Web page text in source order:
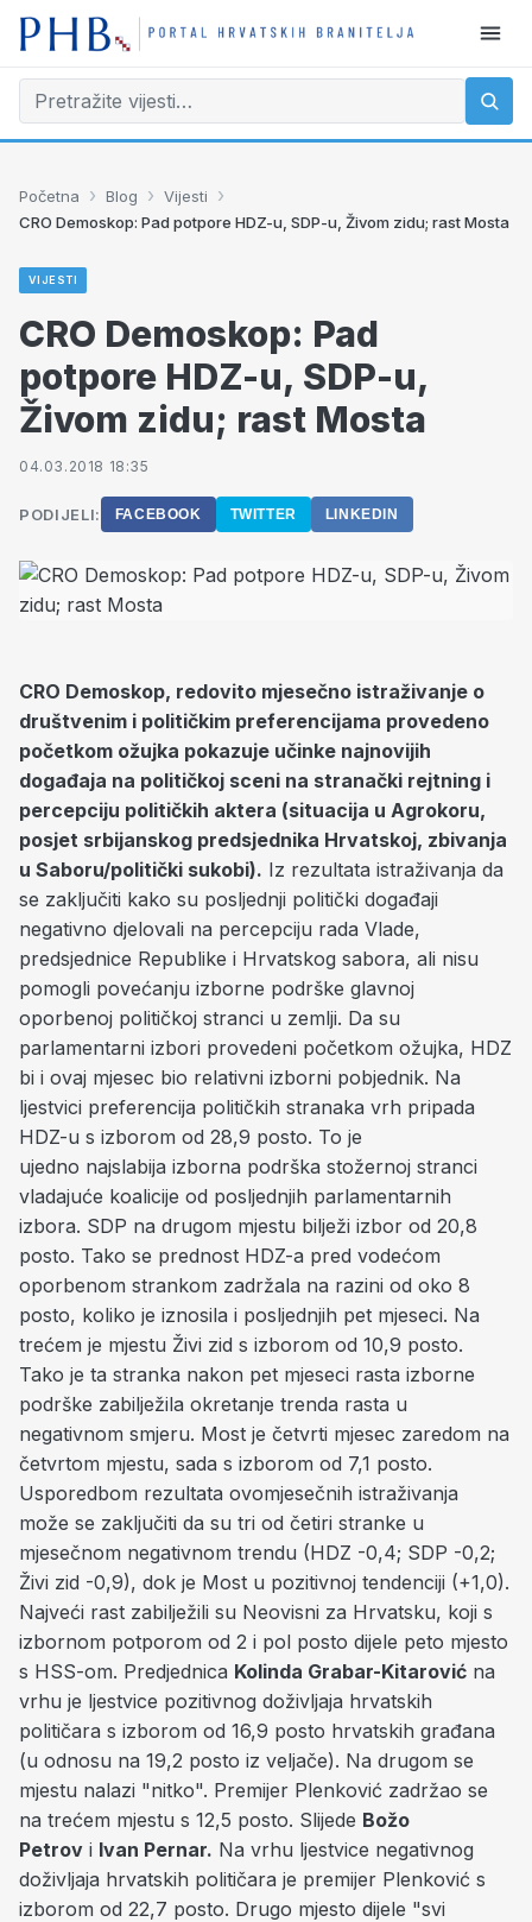
Početna › Blog › Vijesti ›
CRO Demoskop: Pad potpore HDZ-u, SDP-u, Živom zidu; rast Mosta
VIJESTI
CRO Demoskop: Pad
potpore HDZ-u, SDP-u,
Živom zidu; rast Mosta
04.03.2018 18:35
PODIJELI: FACEBOOK TWITTER LINKEDIN
CRO Demoskop, redovito mjesečno istraživanje o
društvenim i političkim preferencijama provedeno
početkom ožujka pokazuje učinke najnovijih
događaja na političkoj sceni na stranački rejtning i
percepciju političkih aktera (situacija u Agrokoru,
posjet srbijanskog predsjednika Hrvatskoj, zbivanja
u Saboru/politički sukobi). Iz rezultata istraživanja da
se zaključiti kako su posljednji politički događaji
negativno djelovali na percepciju rada Vlade,
predsjednice Republike i Hrvatskog sabora, ali nisu
pomogli povećanju izborne podrške glavnoj
oporbenoj političkoj stranci u zemlji. Da su
parlamentarni izbori provedeni početkom ožujka, HDZ
bi i ovaj mjesec bio relativni izborni pobjednik. Na
ljestvici preferencija političkih stranaka vrh pripada
HDZ-u s izborom od 28,9 posto. To je
ujedno najslabija izborna podrška stožernoj stranci
vladajuće koalicije od posljednjih parlamentarnih
izbora. SDP na drugom mjestu bilježi izbor od 20,8
posto. Tako se prednost HDZ-a pred vodećom
oporbenom strankom zadržala na razini od oko 8
posto, koliko je iznosila i posljednjih pet mjeseci. Na
trećem je mjestu Živi zid s izborom od 10,9 posto.
Tako je ta stranka nakon pet mjeseci rasta izborne
podrške zabilježila okretanje trenda rasta u
negativnom smjeru. Most je četvrti mjesec zaredom na
četvrtom mjestu, sada s izborom od 7,1 posto.
Usporedbom rezultata ovomjesečnih istraživanja
može se zaključiti da su tri od četiri stranke u
mjesečnom negativnom trendu (HDZ -0,4; SDP -0,2;
Živi zid -0,9), dok je Most u pozitivnoj tendenciji (+1,0).
Najveći rast zabilježili su Neovisni za Hrvatsku, koji s
izbornom potporom od 2 i pol posto dijele peto mjesto
s HSS-om. Predjednica Kolinda Grabar-Kitarović na
vrhu je ljestvice pozitivnog doživljaja hrvatskih
političara s izborom od 16,9 posto hrvatskih građana
(u odnosu na 19,2 posto iz veljače). Na drugom se
mjestu nalazi "nitko". Premijer Plenković zadržao se
na trećem mjestu s 12,5 posto. Slijede Božo
Petrov i Ivan Pernar. Na vrhu ljestvice negativnog
doživljaja hrvatskih političara je premijer Plenković s
izborom od 22,7 posto. Drugo mjesto dijele "svi